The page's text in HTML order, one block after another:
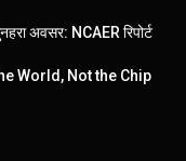
अवसर: NCAER रिपोर्ट
World, Not the Chip